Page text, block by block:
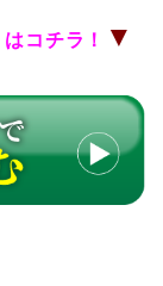
はコチラ！ ▼